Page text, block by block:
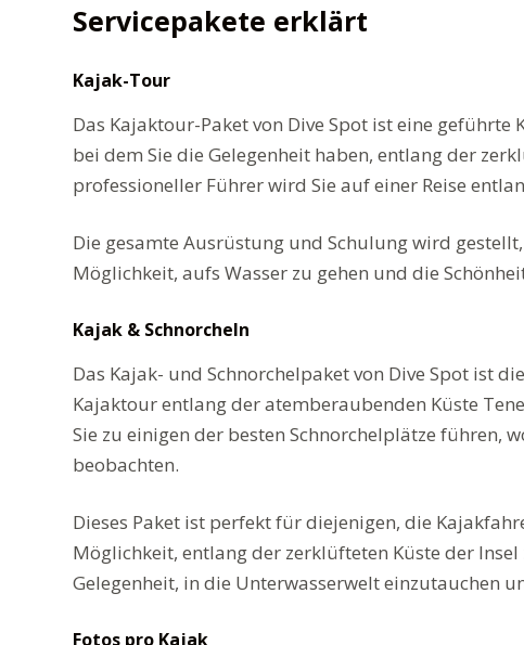
Servicepakete erklärt
Kajak-Tour
Das Kajaktour-Paket von Dive Spot ist eine
bei dem Sie die Gelegenheit haben, entlang der
professioneller Führer wird Sie auf einer Reise
Die gesamte Ausrüstung und Schulung wird
Möglichkeit, aufs Wasser zu gehen und die
Kajak & Schnorcheln
Das Kajak- und Schnorchelpaket von Dive Spot ist
Kajaktour entlang der atemberaubenden Küste
Sie zu einigen der besten Schnorchelplätze führen,
beobachten.
Dieses Paket ist perfekt für diejenigen, die
Möglichkeit, entlang der zerklüfteten Küste der
Gelegenheit, in die Unterwasserwelt einzutauchen
Fotos pro Kajak